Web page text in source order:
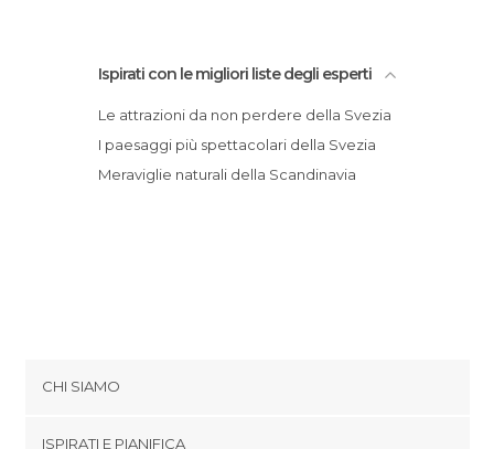
Ispirati con le migliori liste degli esperti
Le attrazioni da non perdere della Svezia
I paesaggi più spettacolari della Svezia
Meraviglie naturali della Scandinavia
CHI SIAMO
ISPIRATI E PIANIFICA